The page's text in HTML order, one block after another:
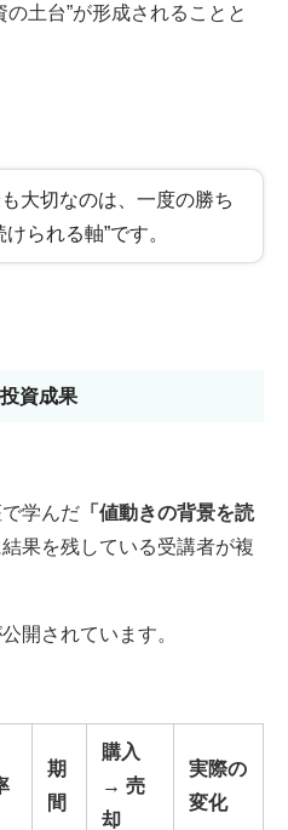
土台”が形成されることと
大切なのは、一度の勝ち
けられる軸”です。
資成果
学んだ 「値動きの背景を読
果を残している受講者が複
開されています。
期
間
購入
→ 売
却
実際の
変化